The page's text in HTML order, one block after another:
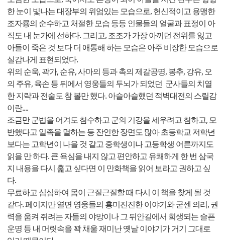
한 눈이 빛나는 대장부의 위엄있는 모습으로, 헌신적이고 용맹한
조자룡의 순수하고 처절한 모습 등등 인물들의 얼굴과 표정이 아
직도 내 눈가에 선하다. 그리고, 조조가 가장 아끼던 전위를 잃고
아들이 죽은 것 보다 더 애통해 하는 모습은 아주 비장한 모습으로
실감나게 표현되었다.
위의 순욱, 곽가, 순유, 사마의 등과 촉의 제갈공명, 봉추, 강유, 오
의 주유, 육손 등 뒤에서 영웅들의 두뇌가 되었던 군사들의 치열
한 지략과 전술도 참 볼만 했다. 아슬아슬했던 적벽대전의 스릴감
이란....
조금만 군법을 어겨도 참수하고 군의 기강을 세우려고 참하고, 모
반했다고 일족을 멸하는 등 잔인한 장면도 많아 초등학교 저학년
보다는 고학년이 나을 것 같고 중학생이나 고등학생 어른까지도
읽을 만 하다. 큰 욕심을 내지 않고 편안하고 유쾌하게 한 번 삼국
지 내용을 다시 훑고 싶다면 이 만화책을 읽어 보라고 권하고 싶
다.
무료하고 심심하여 몸이 근질근질할 때 다시 이 책을 찾게 될 것
같다. 페이지만 열면 영웅들의 흥미진진한 이야기와 굳센 의리, 권
력을 움켜 쥐려는 자들의 야망이나 그 뒤안길에서 희생되는 슬픈
운명 등 내 머릿속을 꽉 채울 재미난 옛날 이야기가 거기 그대로